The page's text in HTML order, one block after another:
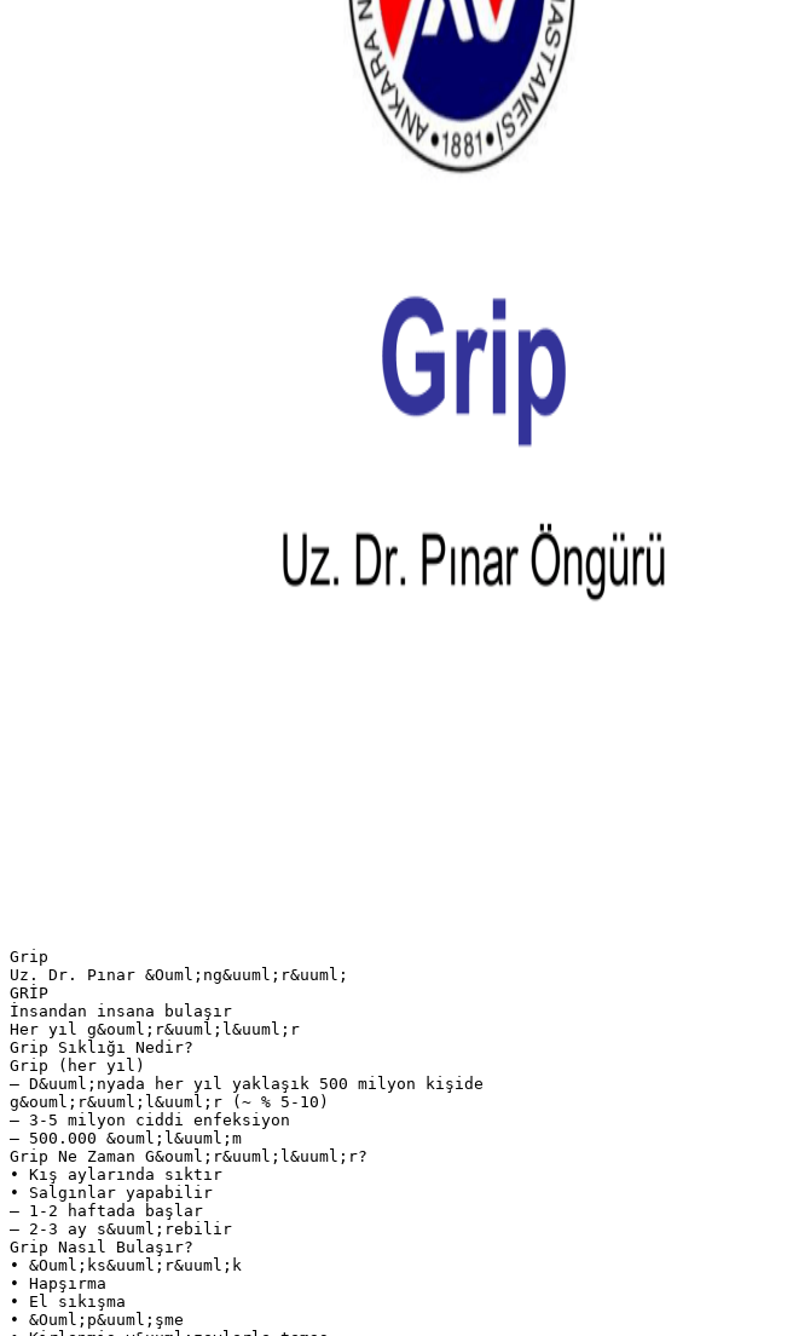
Grip
Uz. Dr. Pınar &Ouml;ng&uuml;r&uuml;
GRİP
İnsandan insana bulaşır
Her yıl g&ouml;r&uuml;l&uuml;r
Grip Sıklığı Nedir?
Grip (her yıl)
– D&uuml;nyada her yıl yaklaşık 500 milyon kişide
g&ouml;r&uuml;l&uuml;r (~ % 5-10)
– 3-5 milyon ciddi enfeksiyon
– 500.000 &ouml;l&uuml;m
Grip Ne Zaman G&ouml;r&uuml;l&uuml;r?
• Kış aylarında sıktır
• Salgınlar yapabilir
– 1-2 haftada başlar
– 2-3 ay s&uuml;rebilir
Grip Nasıl Bulaşır?
• &Ouml;ks&uuml;r&uuml;k
• Hapşırma
• El sıkışma
• &Ouml;p&uuml;şme